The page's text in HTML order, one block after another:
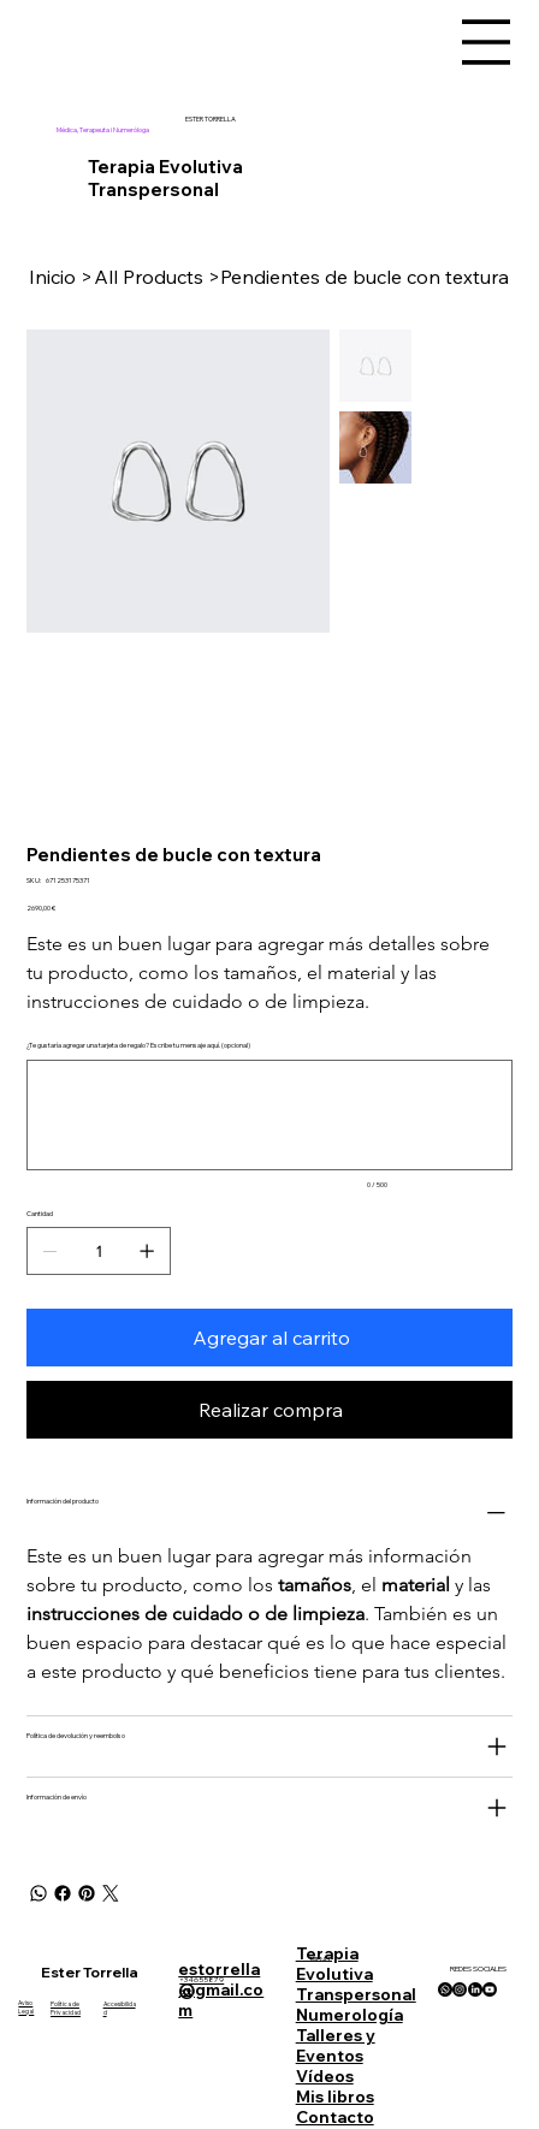
Terapia Evolutiva
Transpersonal
Médica, Terapeuta i Numeróloga
ESTER TORRELLA
Inicio > All Products >Pendientes de bucle con textura
Pendientes de bucle con textura
SKU: SKU
671253175371
Precio
2690,00 €
Este es un buen lugar para agregar más detalles sobre
tu producto, como los tamaños, el material y las
instrucciones de cuidado o de limpieza.
¿Te gustaría agregar una tarjeta de regalo? Escribe tu mensaje aquí. (opcional)
0 / 500
Cantidad
Agregar al carrito
Realizar compra
Información del producto
Este es un buen lugar para agregar más información
sobre tu producto, como los tamaños, el material y las
instrucciones de cuidado o de limpieza. También es un
buen espacio para destacar qué es lo que hace especial
a este producto y qué beneficios tiene para tus clientes.
Política de devolución y reembolso
Información de envío
Ester Torrella
Aviso
Legal
Política de
Privacidad
Accesibilida
d
estorrella
@gmail.co
m
+34655879
833
MENU
Terapia
Evolutiva
Transpersonal
Numerología
Talleres y
Eventos
Vídeos
Mis libros
Contacto
REDES SOCIALES